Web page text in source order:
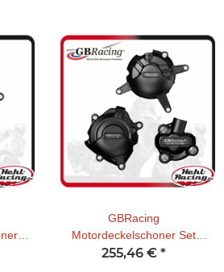
GBRacing
Motordeckelschoner Set
Yamaha R3 2015-21 / R25255,46 € *